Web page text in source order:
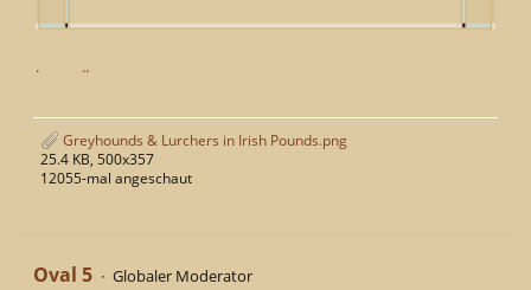
. ..
Greyhounds & Lurchers in Irish Pounds.png
25.4 KB, 500x357
12055-mal angeschaut
Oval 5
Globaler Moderator